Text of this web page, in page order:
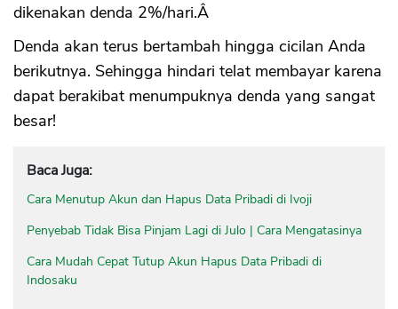
dikenakan denda 2%/hari.Â
Denda akan terus bertambah hingga cicilan Anda
berikutnya. Sehingga hindari telat membayar karena
dapat berakibat menumpuknya denda yang sangat
besar!
Baca Juga:
Cara Menutup Akun dan Hapus Data Pribadi di Ivoji
Penyebab Tidak Bisa Pinjam Lagi di Julo | Cara Mengatasinya
Cara Mudah Cepat Tutup Akun Hapus Data Pribadi di
Indosaku